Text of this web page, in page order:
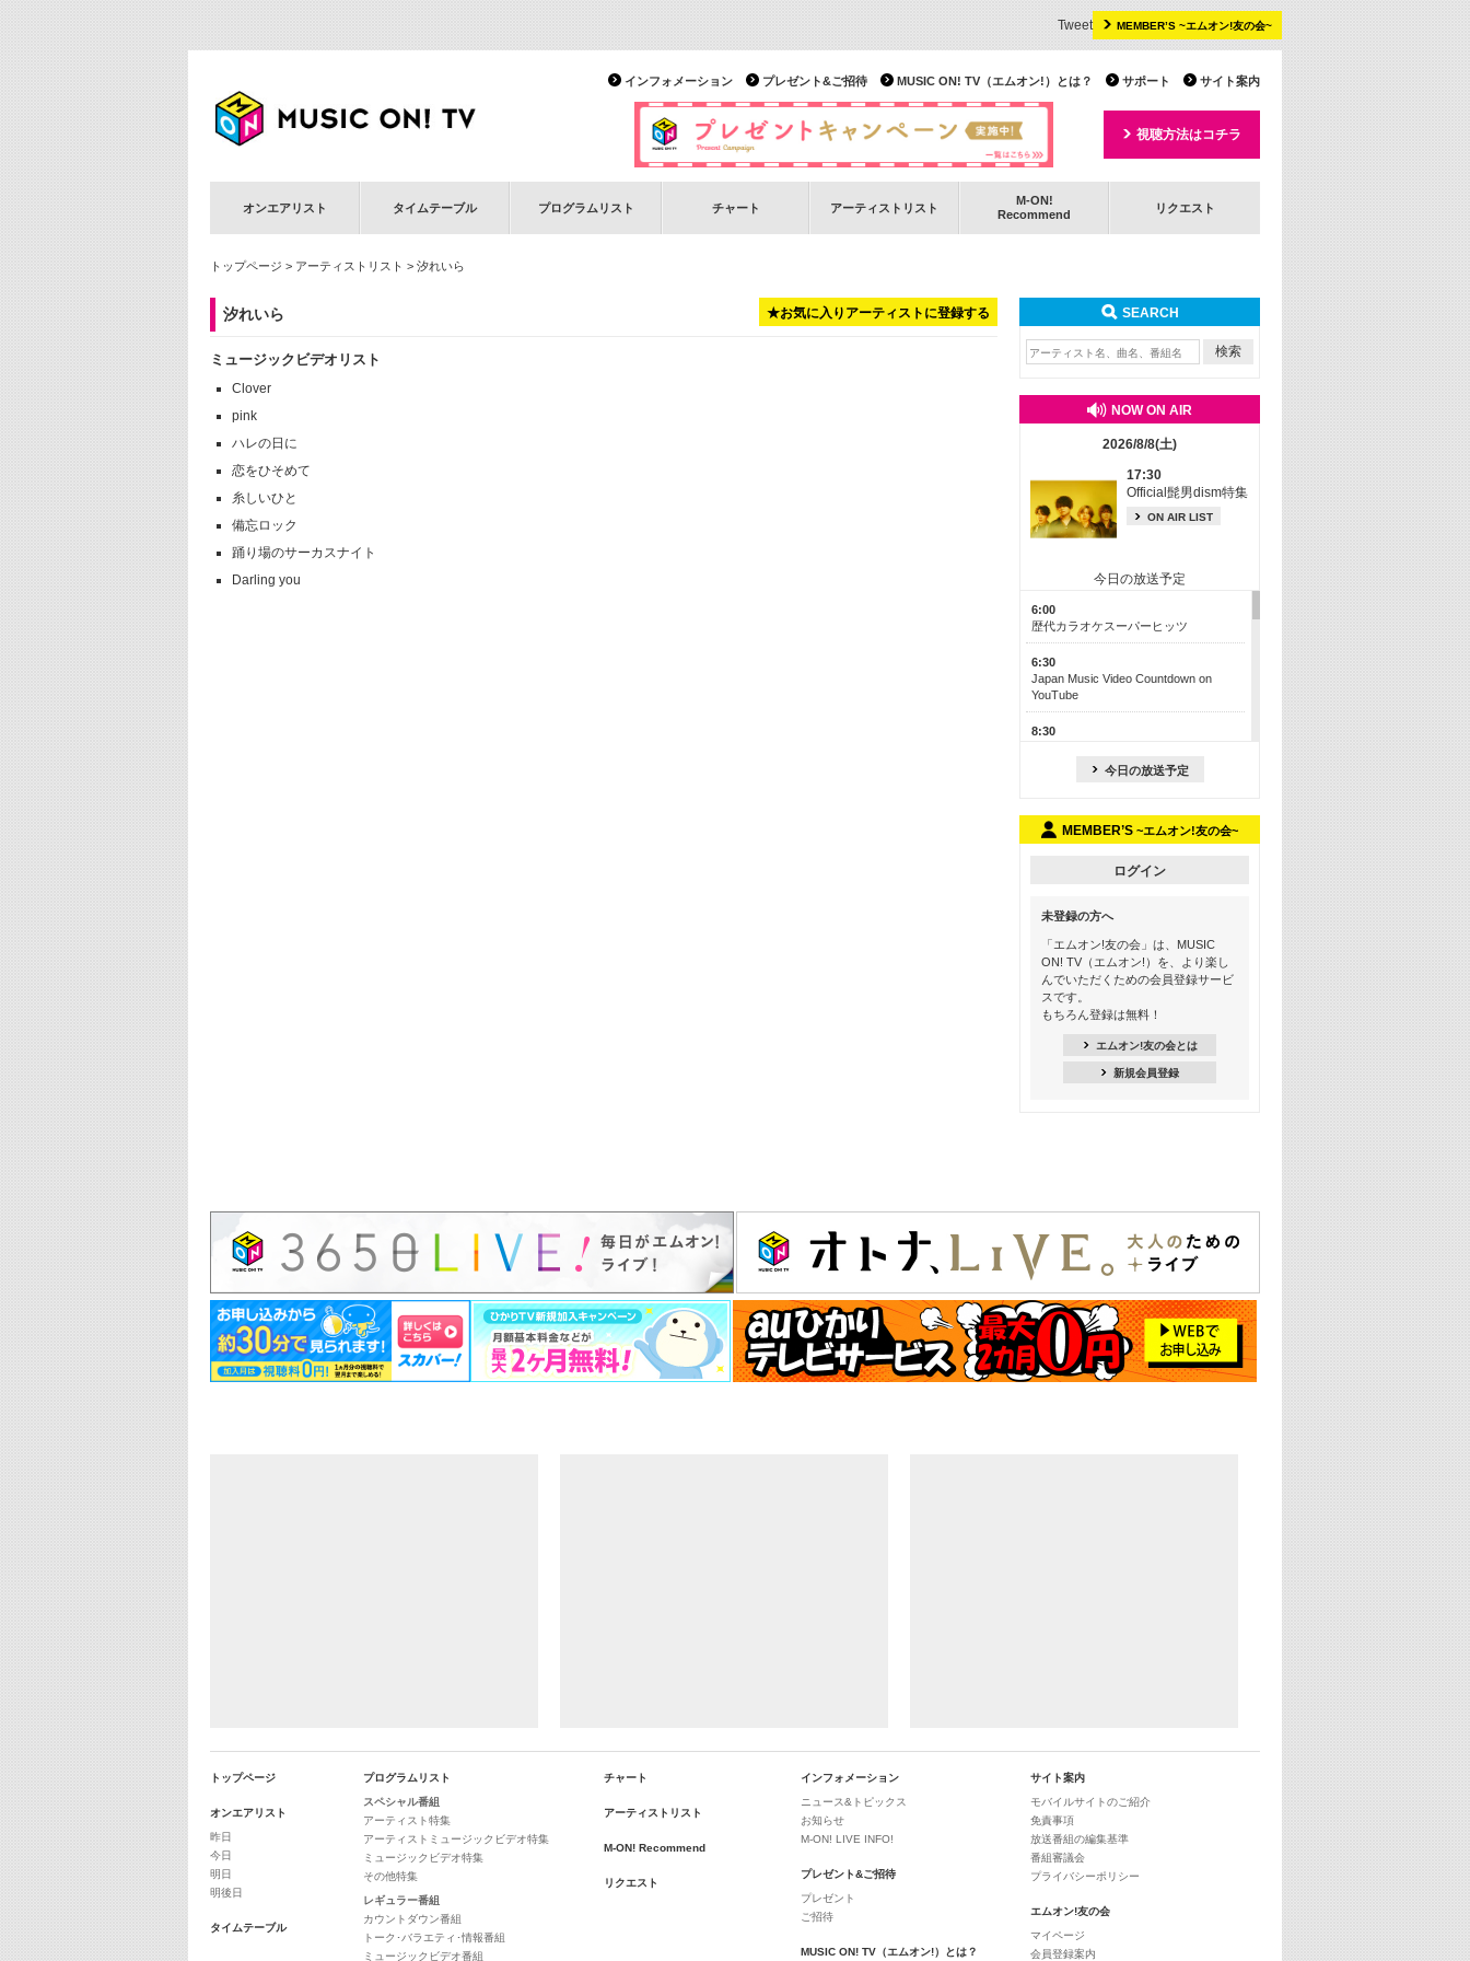
MEMBER’S ~エムオン!友の会~
Tweet
サイト案内
サポート
MUSIC ON! TV（エムオン!）とは？
プレゼント&ご招待
インフォメーション
視聴方法はコチラ
オンエアリスト タイムテーブル プログラムリスト チャート アーティストリスト
M-ON!
Recommend
リクエスト
トップページ > アーティストリスト > 汐れいら
★お気に入りアーティストに登録する
汐れいら
ミュージックビデオリスト
Clover
pink
ハレの日に
恋をひそめて
糸しいひと
備忘ロック
踊り場のサーカスナイト
Darling you
SEARCH
NOW ON AIR
2026/8/8(土)
17:30
Official髭男dism特集
ON AIR LIST
今日の放送予定
6:00
歴代カラオケスーパーヒッツ
6:30
Japan Music Video Countdown on
YouTube
8:30
M-ON! カラオケカウントダウン 50
Official髭男dism特集
よりぬき! この夏聴きたい! サマーソン
グメドレー【歌詞入り】
21:00
季節を感じよう! シーズンソング特集
-8月編-【歌詞入り】
ージックビデオ特集
24:00
K-POP 第3世代特集
K-POP 第4世代特集
25:00
あのころヒッツ! 一挙5時間！
2021→2025年
今日の放送予定
MEMBER’S ~エムオン!友の会~
ログイン
未登録の方へ
「エムオン!友の会」は、MUSIC
ON! TV（エムオン!）を、より楽し
んでいただくための会員登録サービ
スです。
もちろん登録は無料！
エムオン!友の会とは
新規会員登録
トップページ
オンエアリスト
昨日
今日
明日
明後日
タイムテーブル
プログラムリスト
スペシャル番組
アーティスト特集
アーティストミュージックビデオ特集
ミュージックビデオ特集
その他特集
レギュラー番組
カウントダウン番組
トーク･バラエティ･情報番組
ミュージックビデオ番組
チャート
アーティストリスト
M-ON! Recommend
リクエスト
インフォメーション
ニュース&トピックス
お知らせ
M-ON! LIVE INFO!
プレゼント&ご招待
プレゼント
ご招待
MUSIC ON! TV（エムオン!）とは？
サイト案内
モバイルサイトのご紹介
免責事項
放送番組の編集基準
番組審議会
プライバシーポリシー
エムオン!友の会
マイページ
会員登録案内